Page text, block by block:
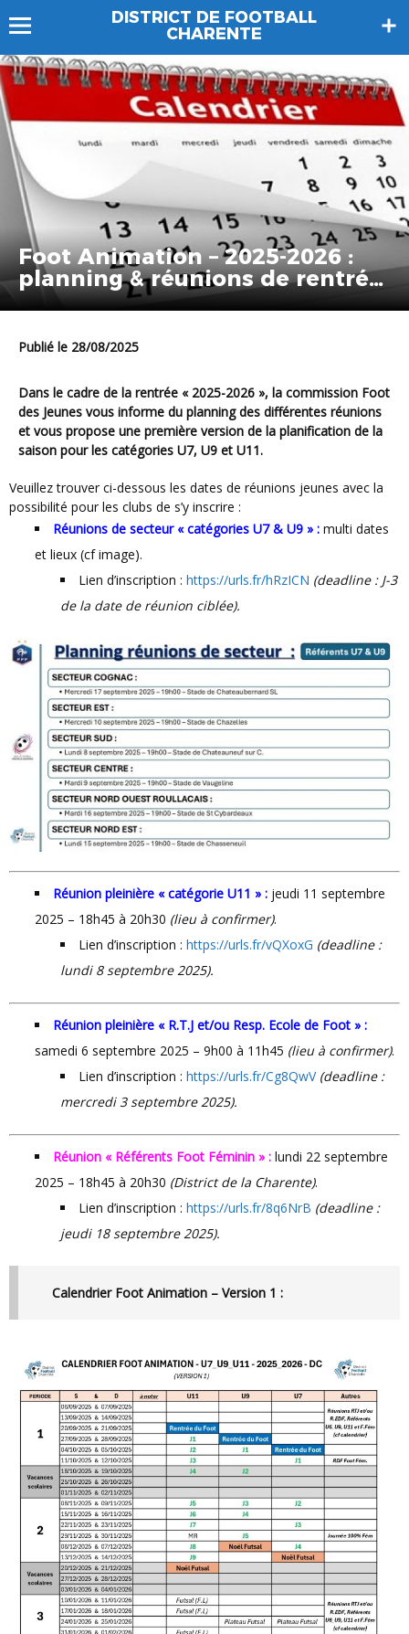
DISTRICT DE FOOTBALL
CHARENTE
Foot Animation – 2025-2026 :
planning & réunions de rentrée
!
Publié le 28/08/2025
Dans le cadre de la rentrée « 2025-2026 », la commission Foot
des Jeunes vous informe du planning des différentes réunions
et vous propose une première version de la planification de la
saison pour les catégories U7, U9 et U11.
Veuillez trouver ci-dessous les dates de réunions jeunes avec la
possibilité pour les clubs de s’y inscrire :
Réunions de secteur « catégories U7 & U9 » : multi dates
et lieux (cf image).
Lien d’inscription : https://urls.fr/hRzICN (deadline : J-3
de la date de réunion ciblée).
Réunion pleinière « catégorie U11 » : jeudi 11 septembre
2025 – 18h45 à 20h30 (lieu à confirmer).
Lien d’inscription : https://urls.fr/vQXoxG (deadline :
lundi 8 septembre 2025).
Réunion pleinière « R.T.J et/ou Resp. Ecole de Foot » :
samedi 6 septembre 2025 – 9h00 à 11h45 (lieu à confirmer).
Lien d’inscription : https://urls.fr/Cg8QwV (deadline :
mercredi 3 septembre 2025).
Réunion « Référents Foot Féminin » : lundi 22 septembre
2025 – 18h45 à 20h30 (District de la Charente).
Lien d’inscription : https://urls.fr/8q6NrB (deadline :
jeudi 18 septembre 2025).
Calendrier Foot Animation – Version 1 :